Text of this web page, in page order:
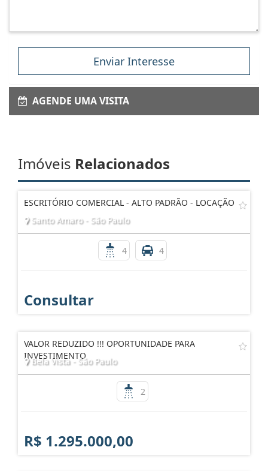
Enviar Interesse
AGENDE UMA VISITA
Imóveis Relacionados
ESCRITÓRIO COMERCIAL - ALTO PADRÃO - LOCAÇÃO
Santo Amaro - São Paulo
4 4
Consultar
VALOR REDUZIDO !!! OPORTUNIDADE PARA
INVESTIMENTO
Bela Vista - São Paulo
2
R$ 1.295.000,00